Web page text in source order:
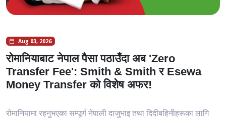
Aug 03, 2026
रोमानियाबाट नेपाल पैसा पठाउँदा अब 'Zero
Transfer Fee': Smith & Smith र Esewa
Money Transfer को विशेष अफर!
रोमानियामा रहनुभएका सम्पूर्ण नेपाली दाजुभाइ तथा दिदीबहिनीहरूका लागि